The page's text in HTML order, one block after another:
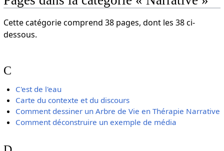
Cette catégorie comprend 38 pages, dont les 38 ci-
dessous.
C
C'est de l'eau
Carte du contexte et du discours
Comment dessiner un Arbre de Vie en Thérapie Narrative
Comment déconstruire un exemple de média